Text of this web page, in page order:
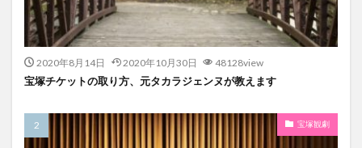
2020年8月14日 2020年10月30日 48128view
宝塚チケットの取り方、元タカラジェンヌが教えます
宝塚観劇